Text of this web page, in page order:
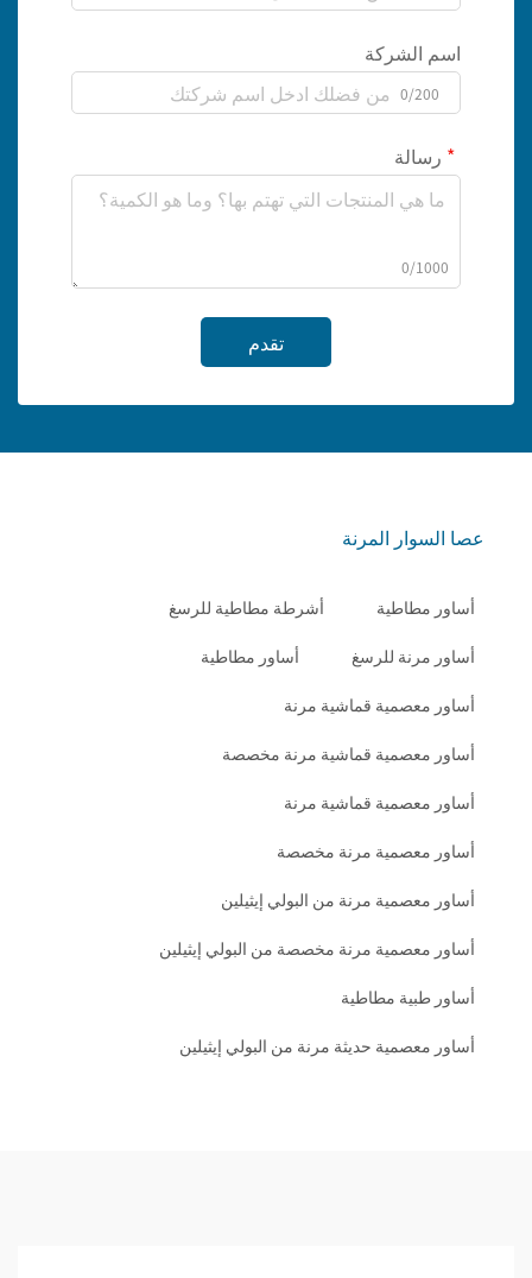
اسم الشركة
0/200
رسالة
0/1000
تقدم
عصا السوار المرنة
أساور مطاطية أشرطة مطاطية للرسغ
أساور مرنة للرسغ أساور مطاطية
أساور معصمية قماشية مرنة
أساور معصمية قماشية مرنة مخصصة
أساور معصمية قماشية مرنة
أساور معصمية مرنة مخصصة
أساور معصمية مرنة من البولي إيثيلين
أساور معصمية مرنة مخصصة من البولي إيثيلين
أساور طبية مطاطية
أساور معصمية حديثة مرنة من البولي إيثيلين